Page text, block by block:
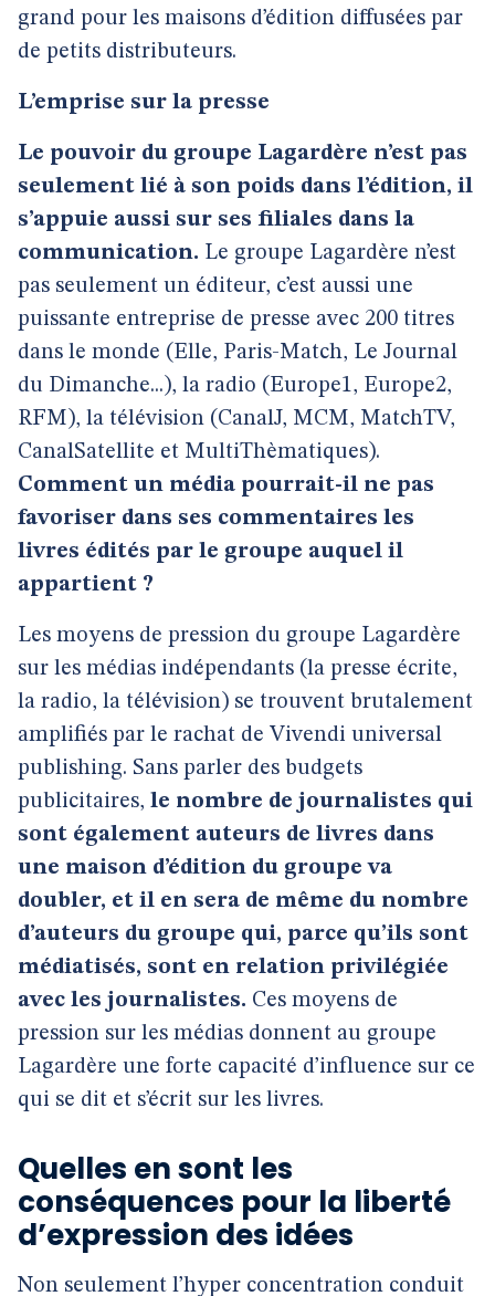
grand pour les maisons d’édition diffusées par
de petits distributeurs.
L’emprise sur la presse
Le pouvoir du groupe Lagardère n’est pas
seulement lié à son poids dans l’édition, il
s’appuie aussi sur ses filiales dans la
communication. Le groupe Lagardère n’est
pas seulement un éditeur, c’est aussi une
puissante entreprise de presse avec 200 titres
dans le monde (Elle, Paris-Match, Le Journal
du Dimanche...), la radio (Europe1, Europe2,
RFM), la télévision (CanalJ, MCM, MatchTV,
CanalSatellite et MultiThèmatiques).
Comment un média pourrait-il ne pas
favoriser dans ses commentaires les
livres édités par le groupe auquel il
appartient ?
Les moyens de pression du groupe Lagardère
sur les médias indépendants (la presse écrite,
la radio, la télévision) se trouvent brutalement
amplifiés par le rachat de Vivendi universal
publishing. Sans parler des budgets
publicitaires, le nombre de journalistes qui
sont également auteurs de livres dans
une maison d’édition du groupe va
doubler, et il en sera de même du nombre
d’auteurs du groupe qui, parce qu’ils sont
médiatisés, sont en relation privilégiée
avec les journalistes. Ces moyens de
pression sur les médias donnent au groupe
Lagardère une forte capacité d’influence sur ce
qui se dit et s’écrit sur les livres.
Quelles en sont les
conséquences pour la liberté
d’expression des idées
Non seulement l’hyper concentration conduit